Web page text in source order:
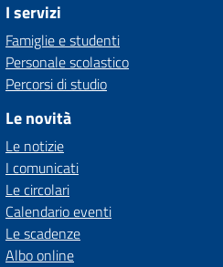
I servizi
Famiglie e studenti
Personale scolastico
Percorsi di studio
Le novità
Le notizie
I comunicati
Le circolari
Calendario eventi
Le scadenze
Albo online